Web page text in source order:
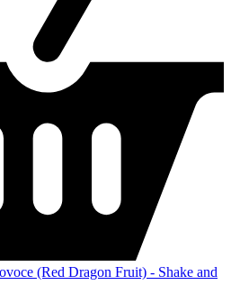
(Red Dragon Fruit) - Shake and